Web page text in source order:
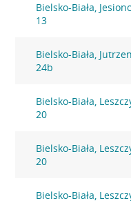
Bielsko-Biała,
13
Bielsko-Biała,
24b
Bielsko-Biała,
20
Bielsko-Biała,
20
Bielsko-Biała,